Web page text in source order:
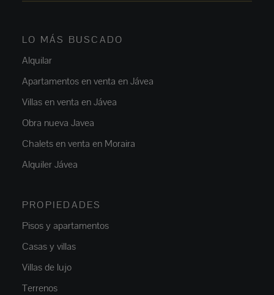
LO MÁS BUSCADO
Alquilar
Apartamentos en venta en Jávea
Villas en venta en Jávea
Obra nueva Javea
Chalets en venta en Moraira
Alquiler Jávea
PROPIEDADES
Pisos y apartamentos
Casas y villas
Villas de lujo
Terrenos